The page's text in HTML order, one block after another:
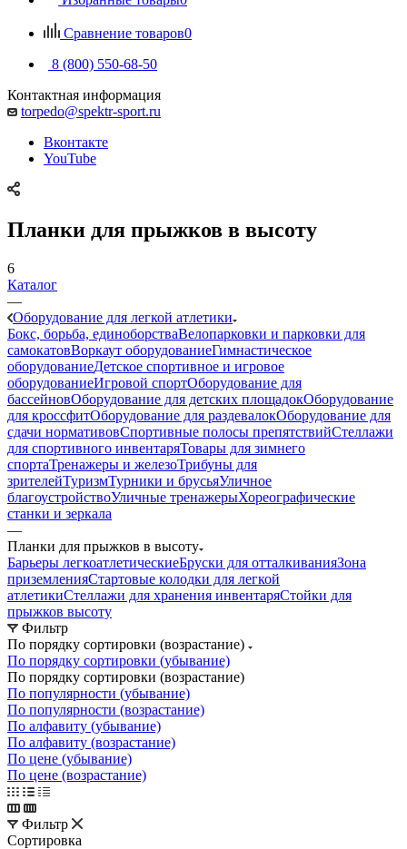
Сравнение товаров0
8 (800) 550-68-50
Контактная информация
torpedo@spektr-sport.ru
Вконтакте
YouTube
Планки для прыжков в высоту
6
Каталог
—
Оборудование для легкой атлетики
Бокс, борьба, единоборстваВелопарковки и парковки для
самокатовВоркаут оборудованиеГимнастическое
оборудованиеДетское спортивное и игровое
оборудованиеИгровой спортОборудование для
бассейновОборудование для детских площадокОборудование
для кроссфитОборудование для раздевалокОборудование для
сдачи нормативовСпортивные полосы препятствийСтеллажи
для спортивного инвентаряТовары для зимнего
спортаТренажеры и железоТрибуны для
зрителейТуризмТурники и брусьяУличное
благоустройствоУличные тренажерыХореографические
станки и зеркала
—
Планки для прыжков в высоту
Барьеры легкоатлетическиеБруски для отталкиванияЗона
приземленияСтартовые колодки для легкой
атлетикиСтеллажи для хранения инвентаряСтойки для
прыжков высоту
Фильтр
По порядку сортировки (возрастание)
По порядку сортировки (убывание)
По порядку сортировки (возрастание)
По популярности (убывание)
По популярности (возрастание)
По алфавиту (убывание)
По алфавиту (возрастание)
По цене (убывание)
По цене (возрастание)
Фильтр
Сортировка